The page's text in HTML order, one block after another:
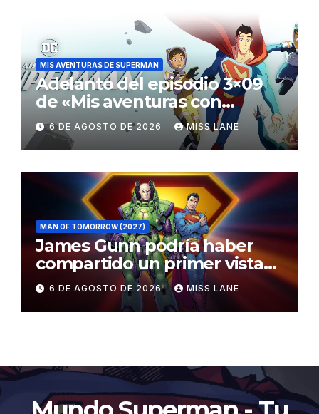
MIS AVENTURAS DE SUPERMAN
Adelanto del episodio 3×09
de «Mis aventuras con
Superman»
6 DE AGOSTO DE 2026 MISS LANE
MAN OF TOMORROW (2027)
James Gunn podría haber
compartido un primer vistazo
al traje de Brainiac
6 DE AGOSTO DE 2026 MISS LANE